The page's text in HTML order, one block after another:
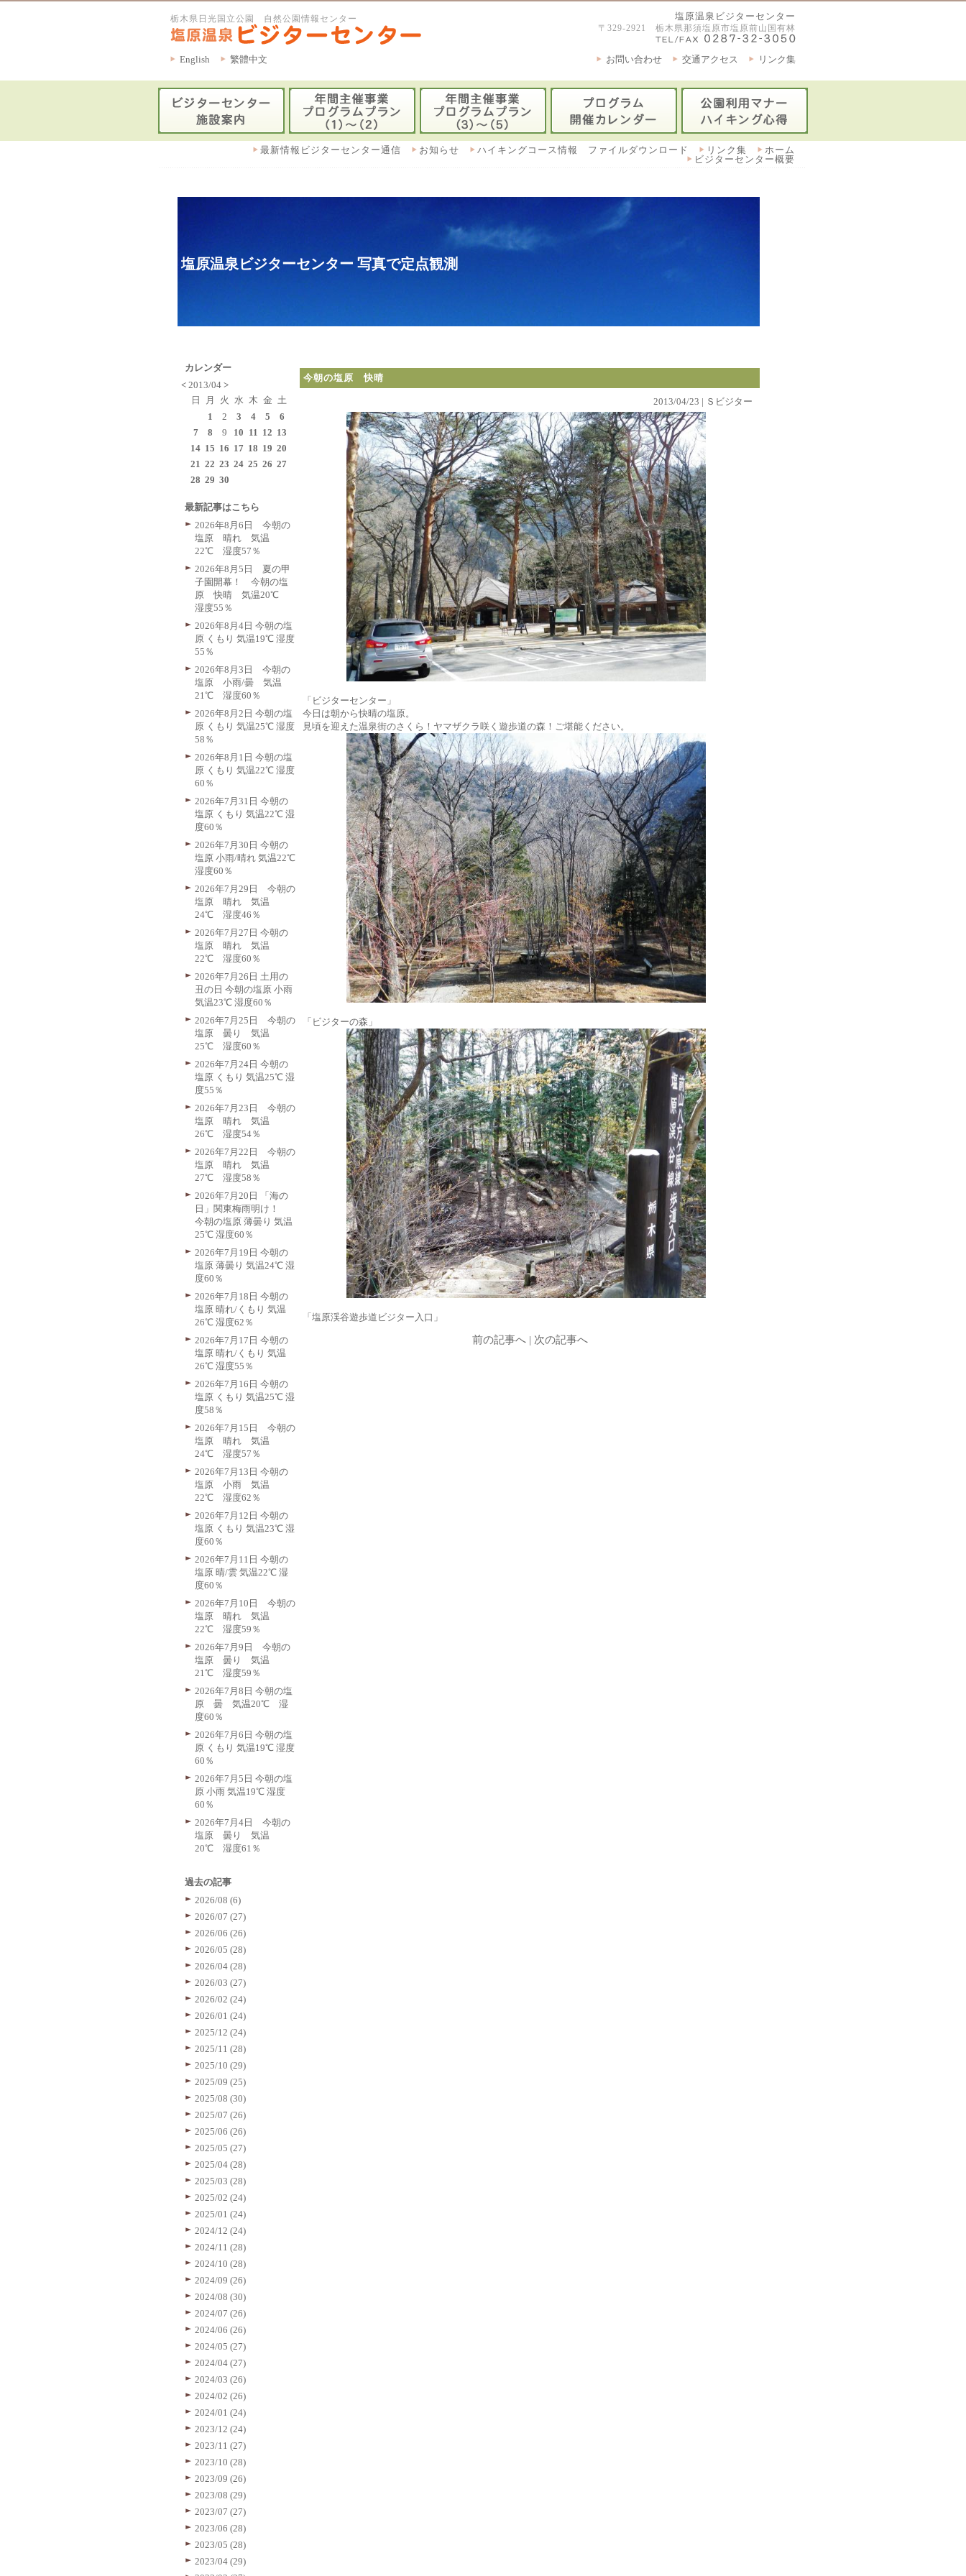
栃木県日光国立公園 自然公園情報センター 塩原温泉ビジターセンター
〒329-2921 栃木県那須塩原市塩原前山国有林
English 繁體中文 リンク集
交通アクセス
お問い合わせ
ホーム
リンク集
ハイキングコース情報 ファイルダウンロード
お知らせ
最新情報ビジターセンター通信
ビジターセンター概要
塩原温泉ビジターセンター 写真で定点観測
今朝の塩原 快晴
2013/04/23 | Ｓビジター
「ビジターセンター」
今日は朝から快晴の塩原。
見頃を迎えた温泉街のさくら！ヤマザクラ咲く遊歩道の森！ご堪能ください。
「ビジターの森」
「塩原渓谷遊歩道ビジター入口」
前の記事へ| 次の記事へ
カレンダー
< 2013/04 >
日
月 火 水 木 金 土
1
2 3 4 5
6
7
8 9 10 11 12 13
14 15 16 17 18 19 20
21 22 23 24 25 26 27
28 29 30
最新記事はこちら
2026年8月6日 今朝の
塩原 晴れ 気温
22℃ 湿度57％
2026年8月5日 夏の甲
子園開幕！ 今朝の塩
原 快晴 気温20℃
湿度55％
2026年8月4日 今朝の塩
原 くもり 気温19℃ 湿度
55％
2026年8月3日 今朝の
塩原 小雨/曇 気温
21℃ 湿度60％
2026年8月2日 今朝の塩
原 くもり 気温25℃ 湿度
58％
2026年8月1日 今朝の塩
原 くもり 気温22℃ 湿度
60％
2026年7月31日 今朝の
塩原 くもり 気温22℃ 湿
度60％
2026年7月30日 今朝の
塩原 小雨/晴れ 気温22℃
湿度60％
2026年7月29日 今朝の
塩原 晴れ 気温
24℃ 湿度46％
2026年7月27日 今朝の
塩原 晴れ 気温
22℃ 湿度60％
2026年7月26日 土用の
丑の日 今朝の塩原 小雨
気温23℃ 湿度60％
2026年7月25日 今朝の
塩原 曇り 気温
25℃ 湿度60％
2026年7月24日 今朝の
塩原 くもり 気温25℃ 湿
度55％
2026年7月23日 今朝の
塩原 晴れ 気温
26℃ 湿度54％
2026年7月22日 今朝の
塩原 晴れ 気温
27℃ 湿度58％
2026年7月20日 「海の
日」関東梅雨明け！
今朝の塩原 薄曇り 気温
25℃ 湿度60％
2026年7月19日 今朝の
塩原 薄曇り 気温24℃ 湿
度60％
2026年7月18日 今朝の
塩原 晴れ/くもり 気温
26℃ 湿度62％
2026年7月17日 今朝の
塩原 晴れ/くもり 気温
26℃ 湿度55％
2026年7月16日 今朝の
塩原 くもり 気温25℃ 湿
度58％
2026年7月15日 今朝の
塩原 晴れ 気温
24℃ 湿度57％
2026年7月13日 今朝の
塩原 小雨 気温
22℃ 湿度62％
2026年7月12日 今朝の
塩原 くもり 気温23℃ 湿
度60％
2026年7月11日 今朝の
塩原 晴/雲 気温22℃ 湿
度60％
2026年7月10日 今朝の
塩原 晴れ 気温
22℃ 湿度59％
2026年7月9日 今朝の
塩原 曇り 気温
21℃ 湿度59％
2026年7月8日 今朝の塩
原 曇 気温20℃ 湿
度60％
2026年7月6日 今朝の塩
原 くもり 気温19℃ 湿度
60％
2026年7月5日 今朝の塩
原 小雨 気温19℃ 湿度
60％
2026年7月4日 今朝の
塩原 曇り 気温
20℃ 湿度61％
過去の記事
2026/08 (6)
2026/07 (27)
2026/06 (26)
2026/05 (28)
2026/04 (28)
2026/03 (27)
2026/02 (24)
2026/01 (24)
2025/12 (24)
2025/11 (28)
2025/10 (29)
2025/09 (25)
2025/08 (30)
2025/07 (26)
2025/06 (26)
2025/05 (27)
2025/04 (28)
2025/03 (28)
2025/02 (24)
2025/01 (24)
2024/12 (24)
2024/11 (28)
2024/10 (28)
2024/09 (26)
2024/08 (30)
2024/07 (26)
2024/06 (26)
2024/05 (27)
2024/04 (27)
2024/03 (26)
2024/02 (26)
2024/01 (24)
2023/12 (24)
2023/11 (27)
2023/10 (28)
2023/09 (26)
2023/08 (29)
2023/07 (27)
2023/06 (28)
2023/05 (28)
2023/04 (29)